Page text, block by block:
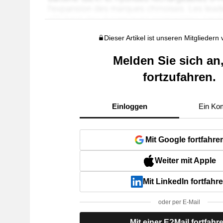
Dieser Artikel ist unseren Mitgliedern
Melden Sie sich
fortzufahren.
Einloggen Ein
Mit Google
Weiter mit Apple
Mit LinkedIn
oder per E-Mail